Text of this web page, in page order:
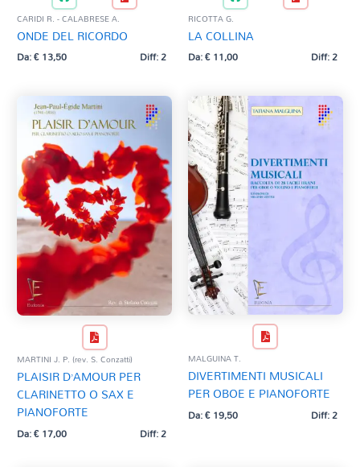
CARIDI R. - CALABRESE A.
ONDE DEL RICORDO
Da:€13,50 Diff: 2
RICOTTA G.
LA COLLINA
Da:€11,00 Diff: 2
MARTINI J. P. (rev. S. Conzatti)
PLAISIR D’AMOUR PER
CLARINETTO O SAX E
PIANOFORTE
Da:€17,00 Diff: 2
MALGUINA T.
DIVERTIMENTI MUSICALI
PER OBOE E PIANOFORTE
Da:€19,50 Diff: 2